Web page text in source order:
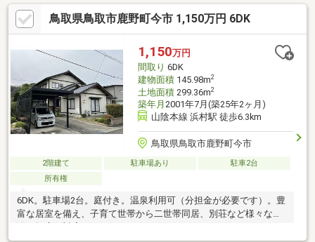
りなしで利用できるので便利です！■2階からは日本海を眺めるこ
とができ、眺望良好です♪
鳥取県鳥取市鹿野町今市 1,150万円 6DK
1,150万円
間取り 6DK
建物面積145.98m2
土地面積299.36m2
築年月 2001年7月(築25年2ヶ月)
山陰本線 浜村駅 徒歩6.3km
鳥取県鳥取市鹿野町今市
2階建て 駐車場あり
駐車2台
所有権
6DK。駐車場2台。庭付き。温泉利用可（分担金が必要です）。豊
富な居室を備え、子育て世帯から二世帯同居、別荘など様々な用